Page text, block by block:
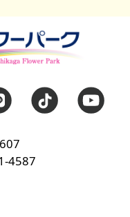
4587